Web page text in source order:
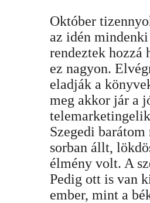
Október
az idén
rendeztek hozzá
ez nagyon.
eladják a
meg akkor jár a
Szegedi
sorban állt,
élmény volt. A
Pedig ott is van
ember, mint a